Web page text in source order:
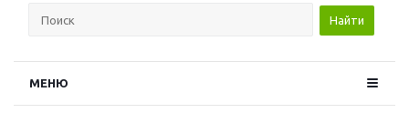
Найти
МЕНЮ